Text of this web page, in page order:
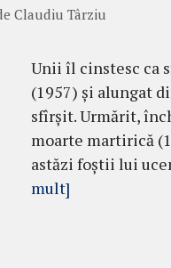
Claudiu Târziu
Unii îl cinstesc ca
(1957) și alungat
sfîrșit. Urmărit,
moarte martirică
astăzi foștii lui
mult]